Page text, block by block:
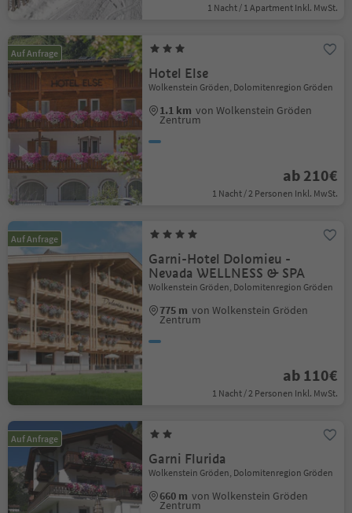
1 Nacht / 1 Apartment Inkl. MwSt.
Auf Anfrage
Hotel Else
Wolkenstein Gröden, Dolomitenregion Gröden
1.1 km von Wolkenstein Gröden
Zentrum
ab 210€
1 Nacht / 2 Personen Inkl. MwSt.
Auf Anfrage
Garni-Hotel Dolomieu -
Nevada WELLNESS & SPA
Wolkenstein Gröden, Dolomitenregion Gröden
775 m von Wolkenstein Gröden
Zentrum
ab 110€
1 Nacht / 2 Personen Inkl. MwSt.
Auf Anfrage
Garni Flurida
Wolkenstein Gröden, Dolomitenregion Gröden
660 m von Wolkenstein Gröden
Zentrum